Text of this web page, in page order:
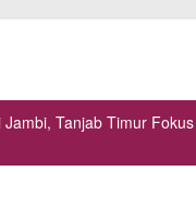
Tanjab Timur